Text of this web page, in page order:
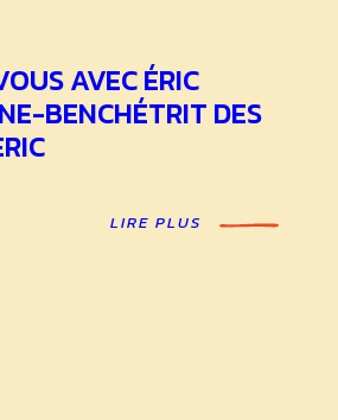
AVEC ÉRIC
BENCHÉTRIT DES
LIRE PLUS